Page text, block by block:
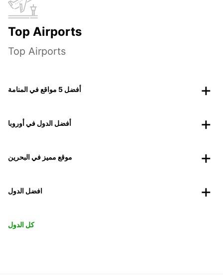
Top Airports
Top Airports
أفضل 5 مواقع في المنامة
أفضل الدول في أوروبا
موقع مميز في البحرين
افضل الدول
كل الدول